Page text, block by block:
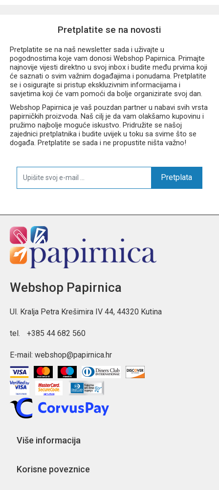
Pretplatite se na novosti
Pretplatite se na naš newsletter sada i uživajte u
pogodnostima koje vam donosi Webshop Papirnica. Primajte
najnovije vijesti direktno u svoj inbox i budite među prvima koji
će saznati o svim važnim događajima i ponudama. Pretplatite
se i osigurajte si pristup ekskluzivnim informacijama i
savjetima koji će vam pomoći da bolje organizirate svoj dan.
Webshop Papirnica je vaš pouzdan partner u nabavi svih vrsta
papirničkih proizvoda. Naš cilj je da vam olakšamo kupovinu i
pružimo najbolje moguće iskustvo. Pridružite se našoj
zajednici pretplatnika i budite uvijek u toku sa svime što se
događa. Pretplatite se sada i ne propustite ništa važno!
Pretplata
Webshop Papirnica
Ul. Kralja Petra Krešimira IV 44, 44320 Kutina
tel. +385 44 682 560
E-mail: webshop@papirnica.hr
Više informacija
Korisne poveznice